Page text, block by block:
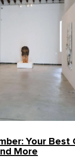
Your Best
More